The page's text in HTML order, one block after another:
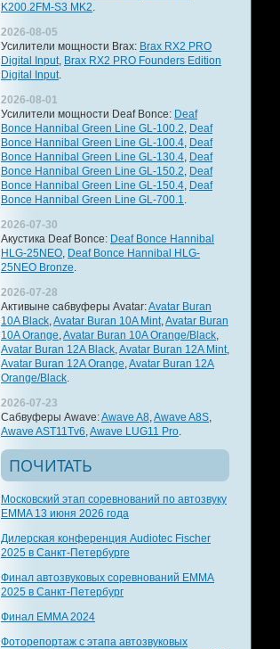
K200.2FM-S3 MK2.
2026-08-05
Усилители мощности Brax: Brax RX2 PRO
Digital Input, Brax RX2 PRO Founders Edition
Digital Input.
2026-08-01
Усилители мощности Deaf Bonce: Deaf
Bonce Hannibal Green Line GL-100.2, Deaf
Bonce Hannibal Green Line GL-100.4, Deaf
Bonce Hannibal Green Line GL-130.4, Deaf
Bonce Hannibal Green Line GL-150.2, Deaf
Bonce Hannibal Green Line GL-150.4, Deaf
Bonce Hannibal Green Line GL-700.1.
2026-07-30
Акустика Deaf Bonce: Deaf Bonce Hannibal
HLG-25NEO, Deaf Bonce Hannibal HLG-
25NEO Bronze.
2026-07-28
Активыне сабвуферы Avatar:Avatar Buran
10A Black,Avatar Buran 10A Mint,Avatar Buran
10A Orange,Avatar Buran 10A Orange/Black,
Avatar Buran 12A Black,Avatar Buran 12A Mint,
Avatar Buran 12A Orange,Avatar Buran 12A
Orange/Black.
2026-07-23
Сабвуферы Awave:Awave A8,Awave A8S,
Awave AST11Tv6,Awave LUG11 Pro.
ПОЧИТАТЬ
Московский этап соревнований по автозвуку
EMMA 13 июня 2026 года
Дилерская конференция Audiotec Fischer
2025 в Санкт-Петербурге
Финал автозвуковых соревнований EMMA
2025 в Санкт-Петербург
Финал EMMA 2024
Фоторепортаж с этапа автозвуковых